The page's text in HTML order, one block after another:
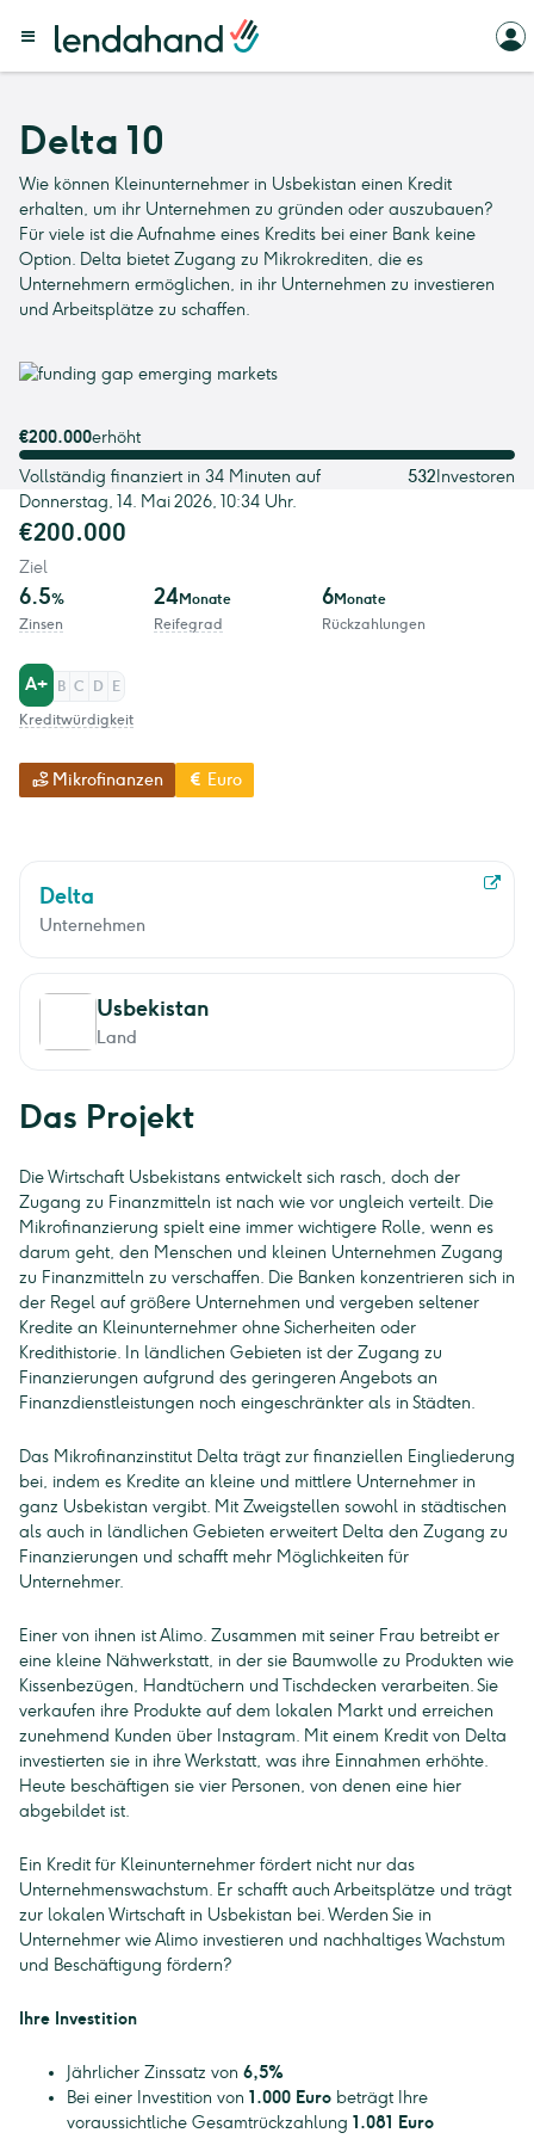
Delta 10
Wie können Kleinunternehmer in Usbekistan einen Kredit
erhalten, um ihr Unternehmen zu gründen oder auszubauen?
Für viele ist die Aufnahme eines Kredits bei einer Bank keine
Option. Delta bietet Zugang zu Mikrokrediten, die es
Unternehmern ermöglichen, in ihr Unternehmen zu investieren
und Arbeitsplätze zu schaffen.
Delta
Unternehmen
Usbekistan
Land
Das Projekt
Die Wirtschaft Usbekistans entwickelt sich rasch, doch der
Zugang zu Finanzmitteln ist nach wie vor ungleich verteilt. Die
Mikrofinanzierung spielt eine immer wichtigere Rolle, wenn es
darum geht, den Menschen und kleinen Unternehmen Zugang
zu Finanzmitteln zu verschaffen. Die Banken konzentrieren sich in
der Regel auf größere Unternehmen und vergeben seltener
Kredite an Kleinunternehmer ohne Sicherheiten oder
Kredithistorie. In ländlichen Gebieten ist der Zugang zu
Finanzierungen aufgrund des geringeren Angebots an
Finanzdienstleistungen noch eingeschränkter als in Städten.
Das Mikrofinanzinstitut Delta trägt zur finanziellen Eingliederung
bei, indem es Kredite an kleine und mittlere Unternehmer in
ganz Usbekistan vergibt. Mit Zweigstellen sowohl in städtischen
als auch in ländlichen Gebieten erweitert Delta den Zugang zu
Finanzierungen und schafft mehr Möglichkeiten für
Unternehmer.
Einer von ihnen ist Alimo. Zusammen mit seiner Frau betreibt er
eine kleine Nähwerkstatt, in der sie Baumwolle zu Produkten wie
Kissenbezügen, Handtüchern und Tischdecken verarbeiten. Sie
verkaufen ihre Produkte auf dem lokalen Markt und erreichen
zunehmend Kunden über Instagram. Mit einem Kredit von Delta
investierten sie in ihre Werkstatt, was ihre Einnahmen erhöhte.
Heute beschäftigen sie vier Personen, von denen eine hier
abgebildet ist.
Ein Kredit für Kleinunternehmer fördert nicht nur das
Unternehmenswachstum. Er schafft auch Arbeitsplätze und trägt
zur lokalen Wirtschaft in Usbekistan bei. Werden Sie in
Unternehmer wie Alimo investieren und nachhaltiges Wachstum
und Beschäftigung fördern?
Ihre Investition
Jährlicher Zinssatz von 6,5%
Bei einer Investition von 1.000 Euro beträgt Ihre
voraussichtliche Gesamtrückzahlung 1.081 Euro
€200.000erhöht
Vollständig finanziert in 34 Minuten auf
Donnerstag, 14. Mai 2026, 10:34 Uhr.
532 Investoren
€200.000
Ziel
6.5%
Zinsen
24Monate
Reifegrad
6Monate
Rückzahlungen
A+ B C D
E
Kreditwürdigkeit
Mikrofinanzen Euro